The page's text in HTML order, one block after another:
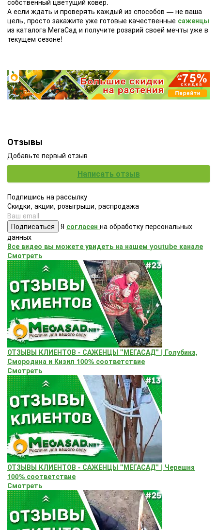
собственный цветущий ковер.
А если ждать и проверять каждый из способов — не ваша
цель, просто закажите уже готовые качественные саженцы
из каталога МегаСад и получите розарий своей мечты уже в
текущем сезоне!
Отзывы
Добавьте первый отзыв
Написать отзыв
Подпишись на рассылку
Скидки, акции, розыгрыши, распродажа
Подписаться Я согласен на обработку персональных
данных
Все видео вы можете увидеть на нашем youtube канале
Смотреть
ОТЗЫВЫ КЛИЕНТОВ - САЖЕНЦЫ "МЕГАСАД" | Голубика,
Смородина и Кизил 100% соответствие
Смотреть
ОТЗЫВЫ КЛИЕНТОВ - САЖЕНЦЫ "МЕГАСАД" | Черешня
100% соответствие
Смотреть